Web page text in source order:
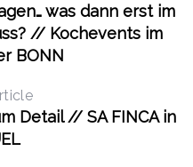
was dann erst im
// Kochevents im
BONN
Detail // SA FINCA in